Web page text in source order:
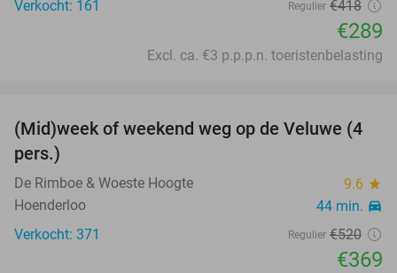
Verkocht: 161 Regulier €418
€289
Excl. ca. €3 p.p.p.n. toeristenbelasting
34%
(Mid)week of weekend weg op de Veluwe (4
pers.)
De Rimboe & Woeste Hoogte 9.6 star
Hoenderloo 44 min. directions_car
Verkocht: 371 Regulier €520
€369